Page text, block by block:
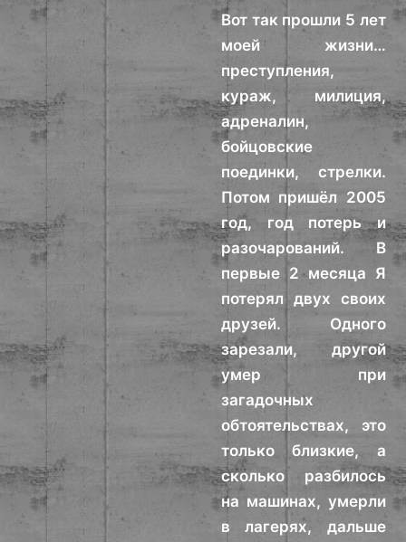
Вот так прошли 5 лет
моей жизни…
преступления,
кураж, милиция,
адреналин,
бойцовские
поединки, стрелки.
Потом пришёл 2005
год, год потерь и
разочарований. В
первые 2 месяца Я
потерял двух своих
друзей. Одного
зарезали, другой
умер при
загадочных
обтоятельствах, это
только близкие, а
сколько разбилось
на машинах, умерли
в лагерях, дальше